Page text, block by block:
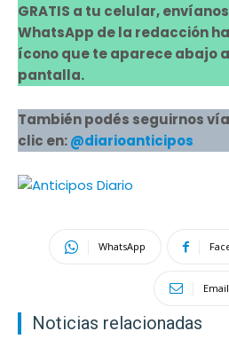
GRATIS a tu celular,
WhatsApp de la redacción
ícono que te aparece abajo
pantalla.
También podés seguirnos
clic en:@diarioanticipos
WhatsApp
Email
Noticias relacionadas